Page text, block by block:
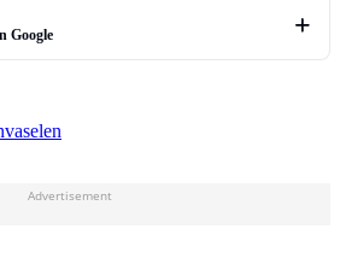
Google
Advertisement